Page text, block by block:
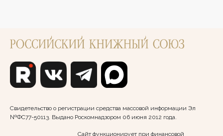
Свидетельство о регистрации средства массовой информации Эл
№ФС77-50113. Выдано Роскомнадзором 06 июня 2012 года.
Сайт функционирует при финансовой